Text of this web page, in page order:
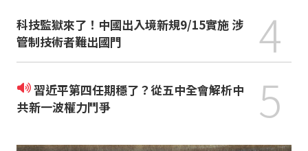
科技監獄來了！中國出入境新規9/15實施 涉
管制技術者難出國門
4
習近平第四任期穩了？從五中全會解析中
共新一波權力鬥爭
5